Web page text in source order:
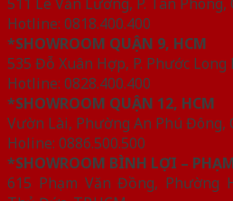
Hotline: 0818.400.400
*SHOWROOM QUẬN 9, HCM
535 Đỗ Xuân Hợp, P. Phước Long
Hotline: 0828.400.400
*SHOWROOM QUẬN 12, HCM
Vườn Lài, Phường An Phú Đông,
Holine: 0886.500.500
*SHOWROOM BÌNH LỢI –
615 Phạm Văn Đồng, Phường